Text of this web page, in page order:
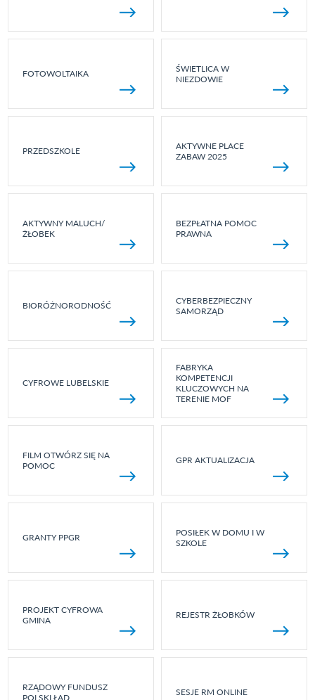
FOTOWOLTAIKA
ŚWIETLICA W
NIEZDOWIE
PRZEDSZKOLE
AKTYWNE PLACE
ZABAW 2025
AKTYWNY MALUCH/
ŻŁOBEK
BEZPŁATNA POMOC
PRAWNA
BIORÓŻNORODNOŚĆ
CYBERBEZPIECZNY
SAMORZĄD
CYFROWE LUBELSKIE
FABRYKA
KOMPETENCJI
KLUCZOWYCH NA
TERENIE MOF
FILM OTWÓRZ SIĘ NA
POMOC
GPR AKTUALIZACJA
GRANTY PPGR
POSIŁEK W DOMU I W
SZKOLE
PROJEKT CYFROWA
GMINA
REJESTR ŻŁOBKÓW
RZĄDOWY FUNDUSZ
POLSKI ŁAD
SESJE RM ONLINE